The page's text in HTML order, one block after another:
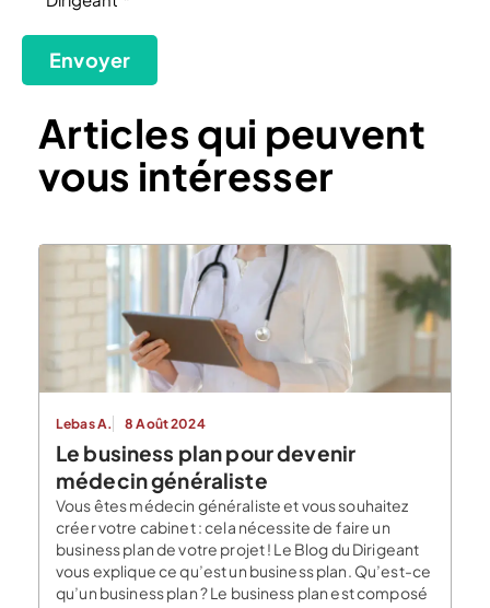
Envoyer
Articles qui peuvent
vous intéresser
Lebas A. 8 Août 2024
Le business plan pour devenir
médecin généraliste
Vous êtes médecin généraliste et vous souhaitez
créer votre cabinet : cela nécessite de faire un
business plan de votre projet ! Le Blog du Dirigeant
vous explique ce qu’est un business plan. Qu’est-ce
qu’un business plan ? Le business plan est composé